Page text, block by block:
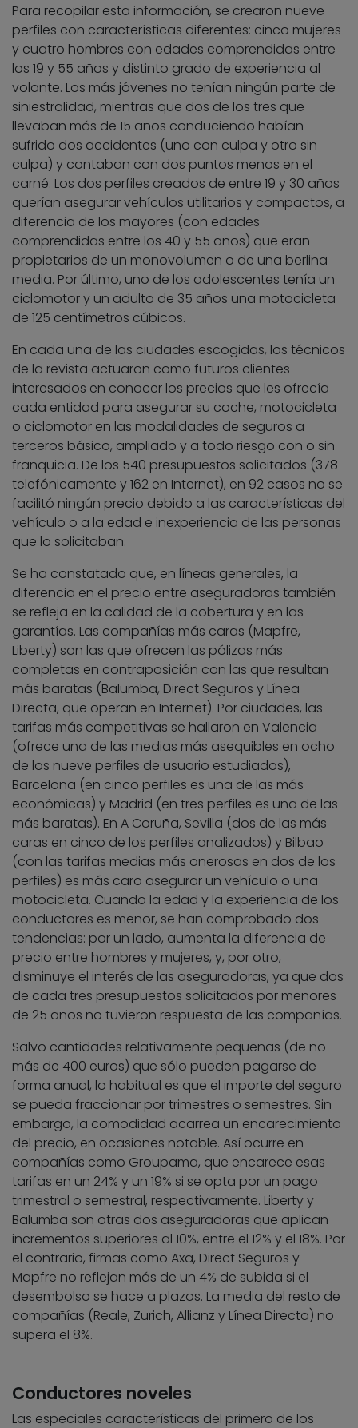
Para recopilar esta información, se crearon nueve
perfiles con características diferentes: cinco mujeres
y cuatro hombres con edades comprendidas entre
los 19 y 55 años y distinto grado de experiencia al
volante. Los más jóvenes no tenían ningún parte de
siniestralidad, mientras que dos de los tres que
llevaban más de 15 años conduciendo habían
sufrido dos accidentes (uno con culpa y otro sin
culpa) y contaban con dos puntos menos en el
carné. Los dos perfiles creados de entre 19 y 30 años
querían asegurar vehículos utilitarios y compactos, a
diferencia de los mayores (con edades
comprendidas entre los 40 y 55 años) que eran
propietarios de un monovolumen o de una berlina
media. Por último, uno de los adolescentes tenía un
ciclomotor y un adulto de 35 años una motocicleta
de 125 centímetros cúbicos.
En cada una de las ciudades escogidas, los técnicos
de la revista actuaron como futuros clientes
interesados en conocer los precios que les ofrecía
cada entidad para asegurar su coche, motocicleta
o ciclomotor en las modalidades de seguros a
terceros básico, ampliado y a todo riesgo con o sin
franquicia. De los 540 presupuestos solicitados (378
telefónicamente y 162 en Internet), en 92 casos no se
facilitó ningún precio debido a las características del
vehículo o a la edad e inexperiencia de las personas
que lo solicitaban.
Se ha constatado que, en líneas generales, la
diferencia en el precio entre aseguradoras también
se refleja en la calidad de la cobertura y en las
garantías. Las compañías más caras (Mapfre,
Liberty) son las que ofrecen las pólizas más
completas en contraposición con las que resultan
más baratas (Balumba, Direct Seguros y Línea
Directa, que operan en Internet). Por ciudades, las
tarifas más competitivas se hallaron en Valencia
(ofrece una de las medias más asequibles en ocho
de los nueve perfiles de usuario estudiados),
Barcelona (en cinco perfiles es una de las más
económicas) y Madrid (en tres perfiles es una de las
más baratas). En A Coruña, Sevilla (dos de las más
caras en cinco de los perfiles analizados) y Bilbao
(con las tarifas medias más onerosas en dos de los
perfiles) es más caro asegurar un vehículo o una
motocicleta. Cuando la edad y la experiencia de los
conductores es menor, se han comprobado dos
tendencias: por un lado, aumenta la diferencia de
precio entre hombres y mujeres, y, por otro,
disminuye el interés de las aseguradoras, ya que dos
de cada tres presupuestos solicitados por menores
de 25 años no tuvieron respuesta de las compañías.
Salvo cantidades relativamente pequeñas (de no
más de 400 euros) que sólo pueden pagarse de
forma anual, lo habitual es que el importe del seguro
se pueda fraccionar por trimestres o semestres. Sin
embargo, la comodidad acarrea un encarecimiento
del precio, en ocasiones notable. Así ocurre en
compañías como Groupama, que encarece esas
tarifas en un 24% y un 19% si se opta por un pago
trimestral o semestral, respectivamente. Liberty y
Balumba son otras dos aseguradoras que aplican
incrementos superiores al 10%, entre el 12% y el 18%. Por
el contrario, firmas como Axa, Direct Seguros y
Mapfre no reflejan más de un 4% de subida si el
desembolso se hace a plazos. La media del resto de
compañías (Reale, Zurich, Allianz y Línea Directa) no
supera el 8%.
Conductores noveles
Las especiales características del primero de los